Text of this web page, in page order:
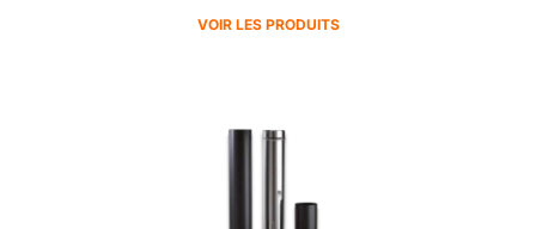
VOIR LES PRODUITS